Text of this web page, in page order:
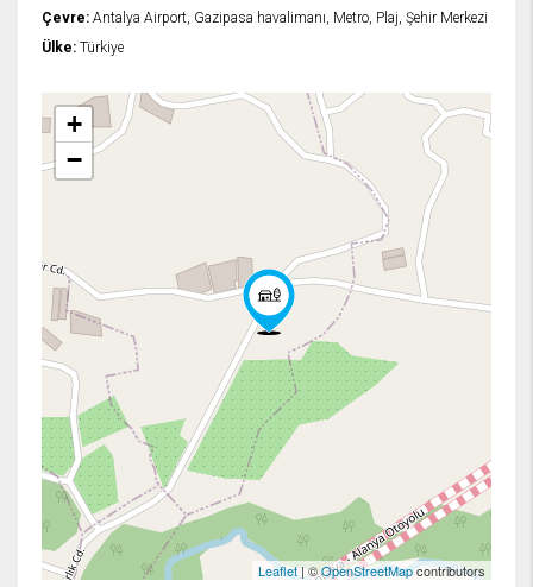
Çevre: Antalya Airport, Gazipasa havalimanı, Metro, Plaj, Şehir Merkezi
Ülke: Türkiye
+
−
Leaflet | ©OpenStreetMapcontributors